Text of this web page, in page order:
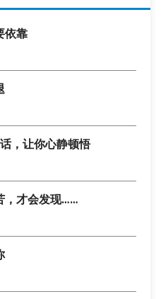
依靠
，让你心静顿悟
，才会发现……